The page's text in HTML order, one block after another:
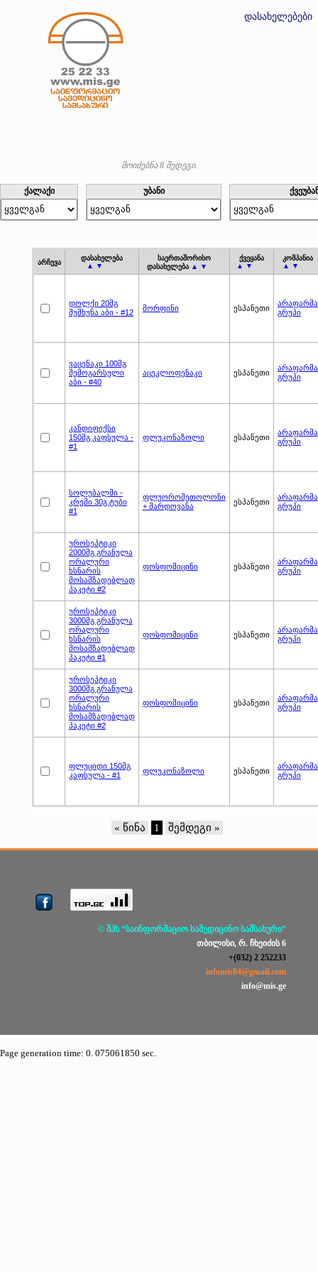
დასახელებები
მოიძებნა 8 შედეგი.
ქალაქი უბანი
არჩევა
დასახელება
▲ ▼
საერთაშორისო
დასახელება ▲ ▼
ქვეყანა
▲ ▼
კომპანია
▲ ▼
დოლქი 20მგ
შუშხუნა აბი - #12
მორფინი ესპანეთი
არაფარმა
გრუპი
ვაცენაკი 100მგ
შემოგარსული
აბი - #40
აცეკლოფენაკი ესპანეთი
არაფარმა
გრუპი
კანდიფიქსი
150მგ კაფსულა -
#1
ფლუკონაზოლი ესპანეთი
არაფარმა
გრუპი
სოლუბალმი -
კრემი 30გ ტუბი
#1
ფლუორომეთოლონი
+ შარდოვანა
ესპანეთი
არაფარმა
გრუპი
უროსეპტიკი
2000მგ გრანულა
ორალური
ხსნარის
მოსამზადებლად
პაკეტი #2
ფოსფომიცინი ესპანეთი
არაფარმა
გრუპი
უროსეპტიკი
3000მგ გრანულა
ორალური
ხსნარის
მოსამზადებლად
პაკეტი #1
ფოსფომიცინი ესპანეთი
არაფარმა
გრუპი
უროსეპტიკი
3000მგ გრანულა
ორალური
ხსნარის
მოსამზადებლად
პაკეტი #2
ფოსფომიცინი ესპანეთი
არაფარმა
გრუპი
ფლუციდი 150მგ
კაფსულა - #1
ფლუკონაზოლი ესპანეთი
არაფარმა
გრუპი
« წინა 1 შემდეგი »
© შპს “საინფორმაციო-სამედიცინო სამსახური”
თბილისი, რ. ჩხეიძის 6
+(032) 2 252233
infomis04@gmail.com
info@mis.ge
Page generation time: 0. 075061850 sec.